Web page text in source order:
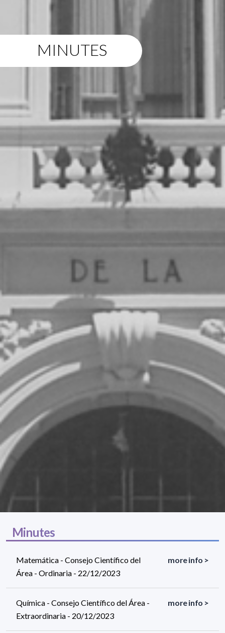
MINUTES
Minutes
Matemática - Consejo Científico del
Área - Ordinaria - 22/12/2023
more info >
Química - Consejo Científico del Área -
Extraordinaria - 20/12/2023
more info >